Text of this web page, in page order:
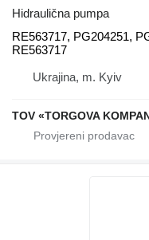
Hidraulična pumpa
RE563717, PG204251,
RE563717
Ukrajina, m. Kyiv
TOV «TORGOVA